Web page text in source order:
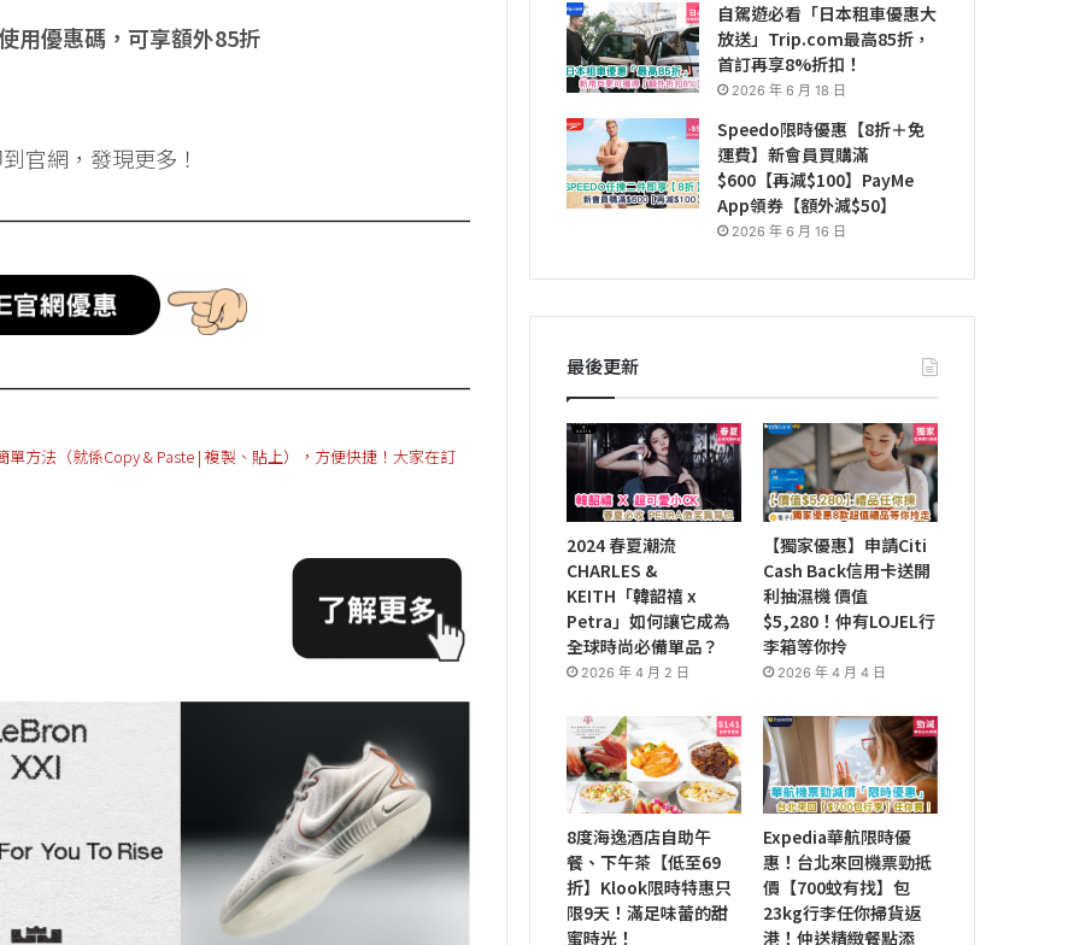
用優惠碼，可享額外85折
官網，發現更多！
方法（就係Copy & Paste | 複製、貼上），方便快捷！大家在訂
自駕遊必看「日本租車優惠大
放送」Trip.com最高85折，
首訂再享8%折扣！
2026 年 6 月 18 日
Speedo限時優惠【8折＋免
運費】新會員買購滿
$600【再減$100】PayMe
App領券【額外減$50】
2026 年 6 月 16 日
最後更新
2024 春夏潮流
CHARLES &
KEITH「韓韶禧 x
Petra」如何讓它成為
全球時尚必備單品？
2026 年 4 月 2 日
【獨家優惠】申請Citi
Cash Back信用卡送開
利抽濕機 價值
$5,280！仲有LOJEL行
李箱等你拎
2026 年 4 月 4 日
8度海逸酒店自助午
餐、下午茶【低至69
折】Klook限時特惠只
限9天！滿足味蕾的甜
蜜時光！
Expedia華航限時優
惠！台北來回機票勁抵
價【700蚊有找】包
23kg行李任你掃貨返
港！仲送精緻餐點添